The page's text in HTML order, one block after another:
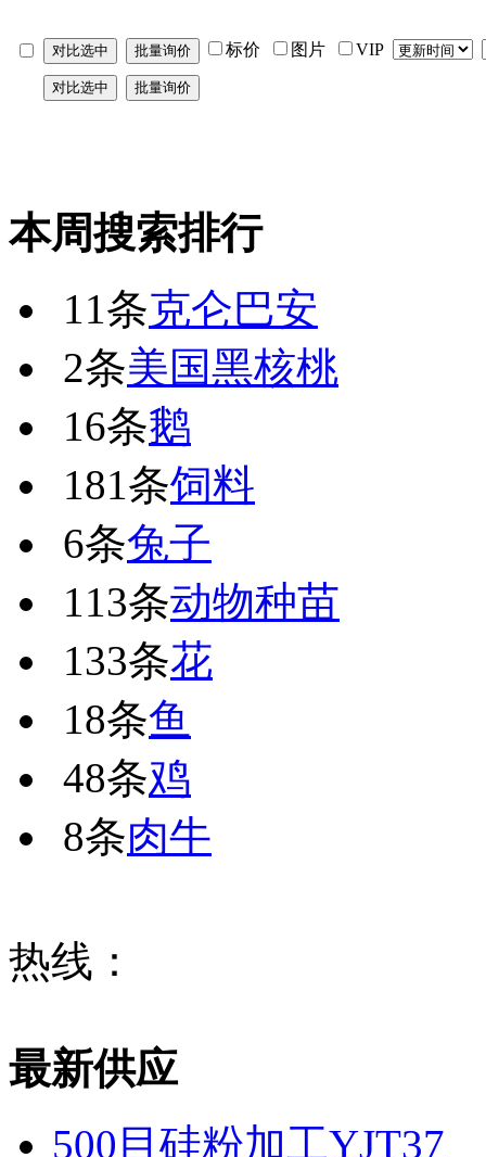
标价 图片 VIP
本周搜索排行
11条克仑巴安
2条美国黑核桃
16条鹅
181条饲料
6条兔子
113条动物种苗
133条花
18条鱼
48条鸡
8条肉牛
热线：
最新供应
500目硅粉加工YJT37